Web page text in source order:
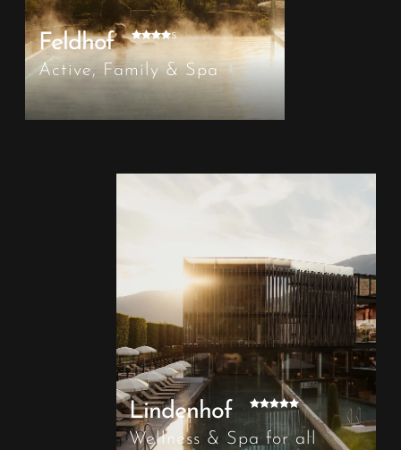
Feldhof s
Active, Family & Spa
Lindenhof
Wellness & Spa for all